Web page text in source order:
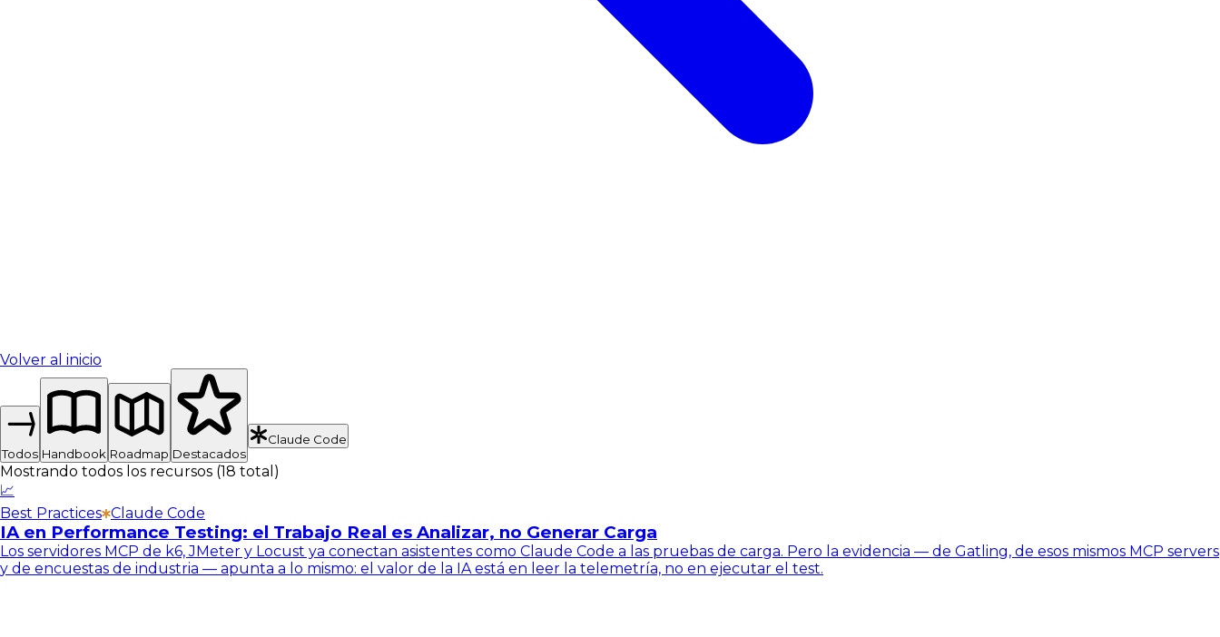
Volver al inicio
Todos Handbook Roadmap Destacados
Claude Code
Mostrando todos los recursos (18 total)
📈
Best Practices Claude Code
IA en Performance Testing: el Trabajo Real es Analizar, no Generar Carga
Los servidores MCP de k6, JMeter y Locust ya conectan asistentes como Claude Code a las pruebas de carga. Pero la evidencia — de Gatling, de esos mismos MCP servers
y de encuestas de industria — apunta a lo mismo: el valor de la IA está en leer la telemetría, no en ejecutar el test.